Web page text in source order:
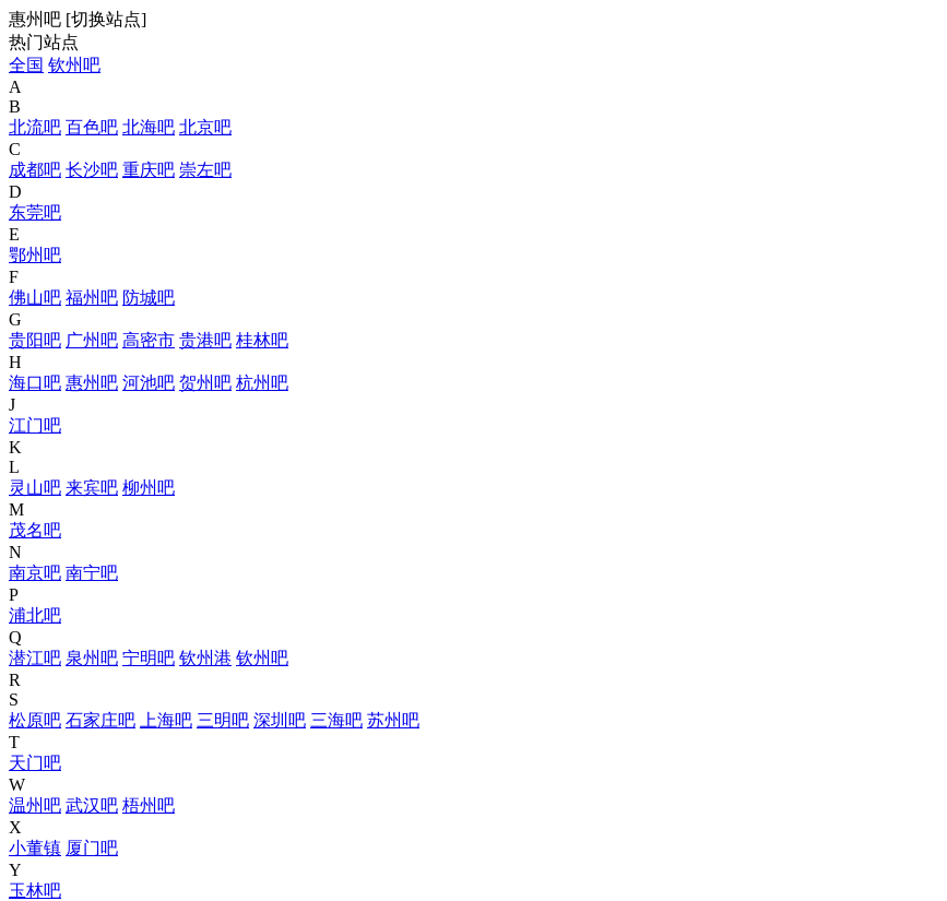
惠州吧 [切换站点]
热门站点
全国 钦州吧
A
B
北流吧 百色吧 北海吧 北京吧
C
成都吧 长沙吧 重庆吧 崇左吧
D
东莞吧
E
鄂州吧
F
佛山吧 福州吧 防城吧
G
贵阳吧 广州吧 高密市 贵港吧 桂林吧
H
海口吧 惠州吧 河池吧 贺州吧 杭州吧
J
江门吧
K
L
灵山吧 来宾吧 柳州吧
M
茂名吧
N
南京吧 南宁吧
P
浦北吧
Q
潜江吧 泉州吧 宁明吧 钦州港 钦州吧
R
S
松原吧 石家庄吧 上海吧 三明吧 深圳吧 三海吧 苏州吧
T
天门吧
W
温州吧 武汉吧 梧州吧
X
小董镇 厦门吧
Y
玉林吧